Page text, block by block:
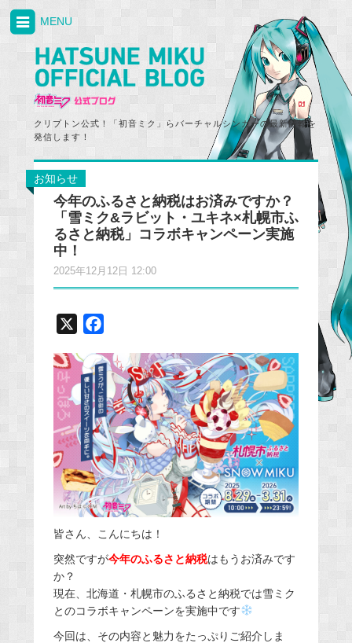
クリプトン公式！「初音ミク」らバーチャルシンガーの最新情報を
発信します！
MENU
お知らせ
今年のふるさと納税はお済みですか？
「雪ミク&ラビット・ユキネ×札幌市ふ
るさと納税」コラボキャンペーン実施
中！
2025年12月12日 12:00
c
e
b
o
o
k
皆さん、こんにちは！
突然ですが今年のふるさと納税はもうお済みです
か？
現在、北海道・札幌市のふるさと納税では雪ミク
とのコラボキャンペーンを実施中です
今回は、その内容と魅力をたっぷりご紹介しま